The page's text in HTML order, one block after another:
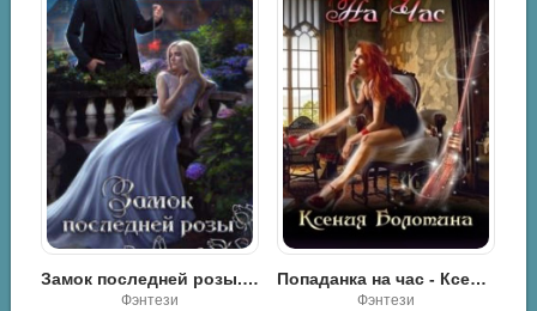
Попаданка на час - Ксения Болотина
Фэнтези